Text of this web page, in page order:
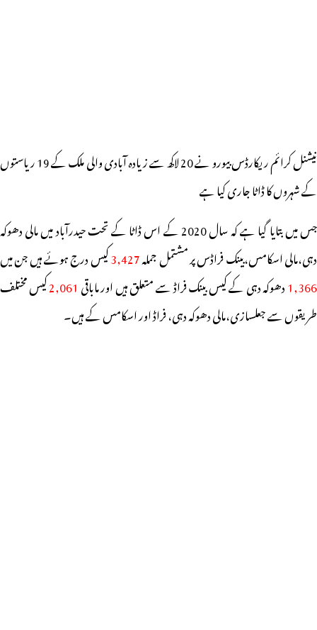
نیشنل کرائم ریکارڈس بیورو نے 20 لاکھ سے زیادہ آبادی والی ملک کے 19 ریاستوں
کے شہروں کا ڈاٹا جاری کیا ہے
جس میں بتایا گیا ہے کہ سال 2020 کے اس ڈاٹا کے تحت حیدرآباد میں مالی دھوکہ
دہی،مالی اسکامس،بینک فراڈس پر مشتمل جملہ3,427کیس درج ہوئے ہیں جن میں
1,366دھوکہ دہی کے کیس بینک فراڈ سے متعلق ہیں اور ماباقی2,061کیس مختلف
طریقوں سے جعلسازی،مالی دھوکہ دہی، فراڈ اور اسکامس کے ہیں۔